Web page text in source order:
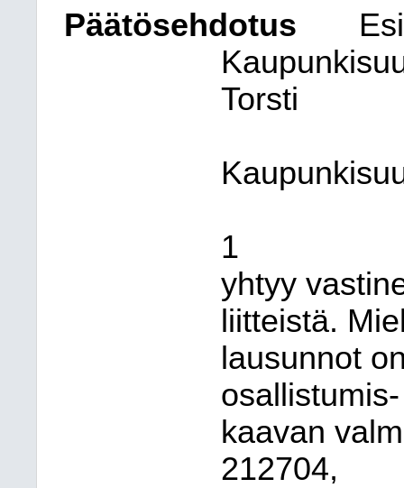
Päätösehdotus
Torsti
1
yhtyy
liitteistä.
lausunnot
kaavan
212704,